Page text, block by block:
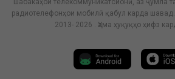
шабакаҳои телекоммуникатсионӣ, аз ҷумла
радиотелефонҳои мобилӣ қабул карда
2013- 2026 . Ҳама ҳуқуқҳо ҳифз